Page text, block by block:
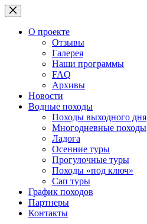
Перейти
к
сути
О проекте
Отзывы
Галерея
Наши программы
FAQ
Архивы
Новости
Водные походы
Походы выходного дня
Многодневные походы
Ладога
Осенние туры
Прогулочные туры
Походы «под ключ»
Сап туры
График походов
Партнеры
Контакты